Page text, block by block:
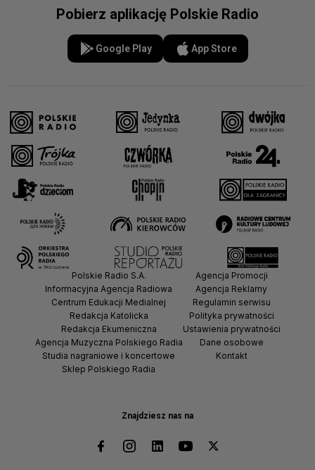
Pobierz aplikację Polskie Radio
Google Play App Store
Znajdziesz nas na
Polskie Radio S.A.
Informacyjna Agencja Radiowa
Centrum Edukacji Medialnej
Redakcja Katolicka
Redakcja Ekumeniczna
Agencja Muzyczna Polskiego Radia
Studia nagraniowe i koncertowe
Sklep Polskiego Radia
Agencja Promocji
Agencja Reklamy
Regulamin serwisu
Polityka prywatności
Ustawienia prywatności
Dane osobowe
Kontakt